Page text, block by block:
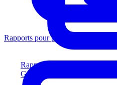
Rapports pour prêteurs
Générez des rapports
Rapports pour prêteurs